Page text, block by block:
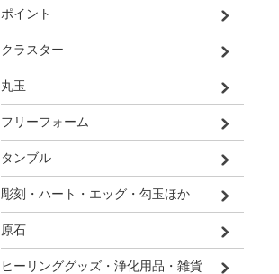
ポイント
クラスター
丸玉
フリーフォーム
タンブル
彫刻・ハート・エッグ・勾玉ほか
原石
ヒーリンググッズ・浄化用品・雑貨